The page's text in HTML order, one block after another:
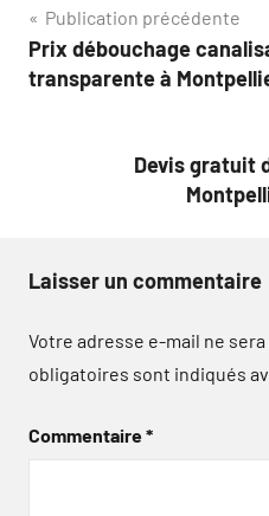
Navigation
de
Publication précédente
Prix débouchage
transparente à
Devis gratuit
Laisser un commentaire
Votre adresse e-mail ne sera
obligatoires sont indiqués
Commentaire*